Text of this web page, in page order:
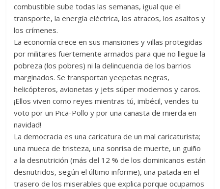
combustible sube todas las semanas, igual que el
transporte, la energía eléctrica, los atracos, los asaltos y
los crímenes.
La economía crece en sus mansiones y villas protegidas
por militares fuertemente armados para que no llegue la
pobreza (los pobres) ni la delincuencia de los barrios
marginados. Se transportan yeepetas negras,
helicópteros, avionetas y jets súper modernos y caros.
¡Ellos viven como reyes mientras tú, imbécil, vendes tu
voto por un Pica-Pollo y por una canasta de mierda en
navidad!
La democracia es una caricatura de un mal caricaturista;
una mueca de tristeza, una sonrisa de muerte, un guiño
a la desnutrición (más del 12 % de los dominicanos están
desnutridos, según el último informe), una patada en el
trasero de los miserables que explica porque ocupamos